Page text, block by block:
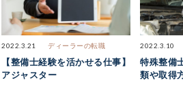
2022.3.21 ディーラーの転職
【整備士経験を活かせる仕事】
アジャスター
2022.3.10
特殊整備
類や取得